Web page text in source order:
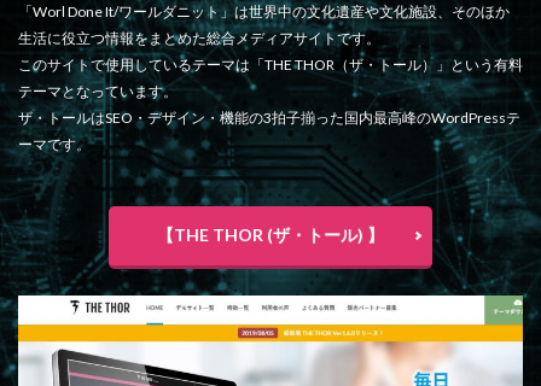
「Worl Done It/ワールダニット」は世界中の文化遺産や文化施設、そのほか
生活に役立つ情報をまとめた総合メディアサイトです。
このサイトで使用しているテーマは「THE THOR（ザ・トール）」という有料
テーマとなっています。
ザ・トールはSEO・デザイン・機能の3拍子揃った国内最高峰のWordPressテ
ーマです。
【THE THOR (ザ・トール) 】